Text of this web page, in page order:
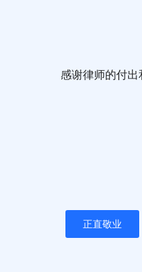
感谢律师的付出
正直敬业